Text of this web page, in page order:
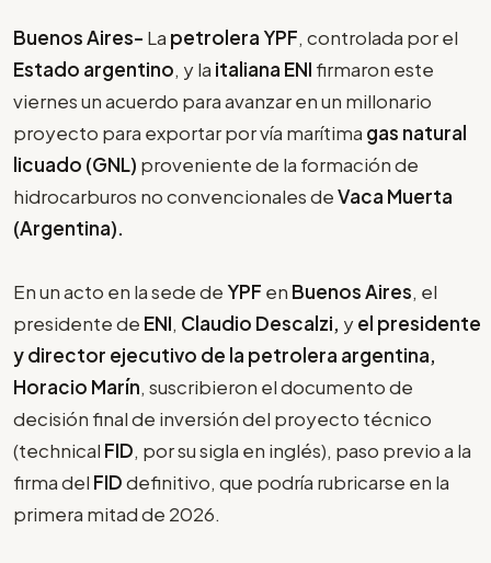
Buenos Aires- La petrolera YPF, controlada por el
Estado argentino, y la italiana ENI firmaron este
viernes un acuerdo para avanzar en un millonario
proyecto para exportar por vía marítima gas natural
licuado (GNL) proveniente de la formación de
hidrocarburos no convencionales deVaca Muerta
(Argentina).
En un acto en la sede de YPF en Buenos Aires, el
presidente de ENI, Claudio Descalzi, yel presidente
y director ejecutivo de la petrolera argentina,
Horacio Marín, suscribieron el documento de
decisión final de inversión del proyecto técnico
(technical FID, por su sigla en inglés), paso previo a la
firma del FIDdefinitivo, que podría rubricarse en la
primera mitad de 2026.